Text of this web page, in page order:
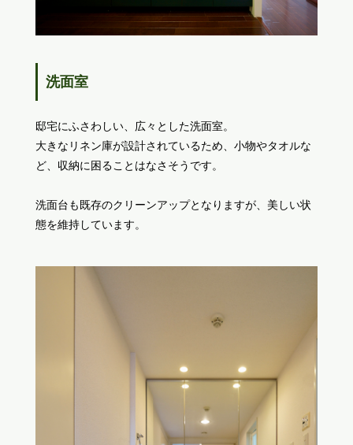
洗面室
邸宅にふさわしい、広々とした洗面室。
大きなリネン庫が設計されているため、小物やタオルな
ど、収納に困ることはなさそうです。
洗面台も既存のクリーンアップとなりますが、美しい状
態を維持しています。